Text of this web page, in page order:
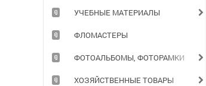
УЧЕБНЫЕ МАТЕРИАЛЫ
ФЛОМАСТЕРЫ
ФОТОАЛЬБОМЫ, ФОТОРАМКИ
ХОЗЯЙСТВЕННЫЕ ТОВАРЫ